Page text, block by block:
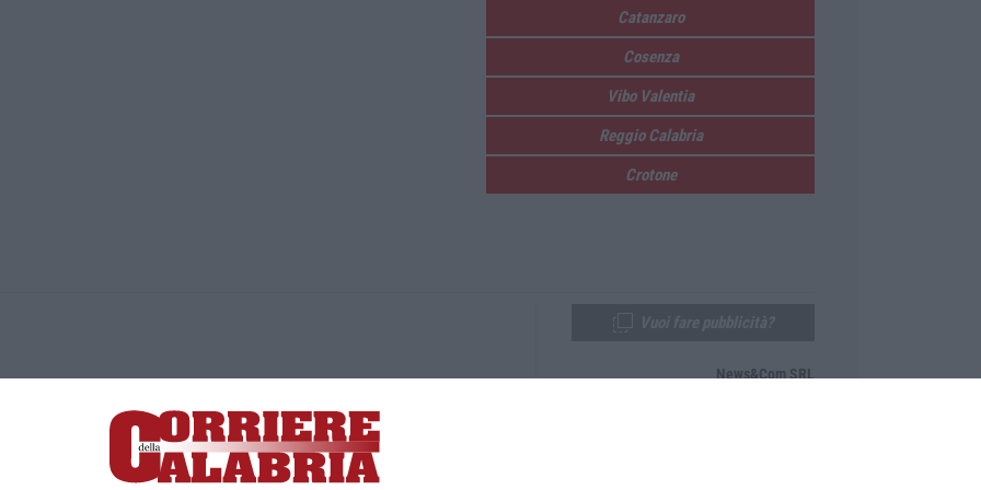
Catanzaro
Cosenza
Vibo Valentia
Reggio Calabria
Crotone
Lamezia Terme (CZ)
responsabile Paola Militano |Privacy
News&Com SRL